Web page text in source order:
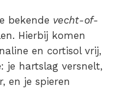
bekende vecht-of-
Hierbij komen
en cortisol vrij,
je hartslag versnelt,
en je spieren